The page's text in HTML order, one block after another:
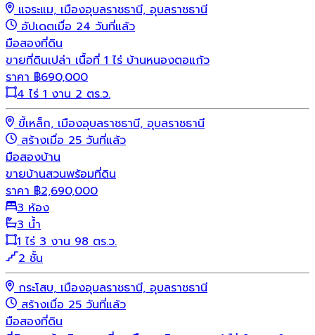
แจระแม, เมืองอุบลราชธานี, อุบลราชธานี
อัปเดตเมื่อ 24 วันที่แล้ว
มือสองที่ดิน
ขายที่ดินเปล่า เนื้อที่ 1 ไร่ บ้านหนองตอแก้ว
ราคา ฿690,000
4 ไร่ 1 งาน 2 ตร.ว.
ขี้เหล็ก, เมืองอุบลราชธานี, อุบลราชธานี
สร้างเมื่อ 25 วันที่แล้ว
มือสองบ้าน
ขายบ้านสวนพร้อมที่ดิน
ราคา ฿2,690,000
3 ห้อง
3 น้ำ
1 ไร่ 3 งาน 98 ตร.ว.
2 ชั้น
กระโสบ, เมืองอุบลราชธานี, อุบลราชธานี
สร้างเมื่อ 25 วันที่แล้ว
มือสองที่ดิน